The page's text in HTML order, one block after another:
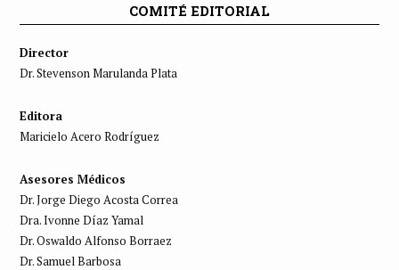
COMITÉ EDITORIAL
Director
Dr. Stevenson Marulanda Plata
Editora
Maricielo Acero Rodríguez
Asesores Médicos
Dr. Jorge Diego Acosta Correa
Dra. Ivonne Díaz Yamal
Dr. Oswaldo Alfonso Borraez
Dr. Samuel Barbosa